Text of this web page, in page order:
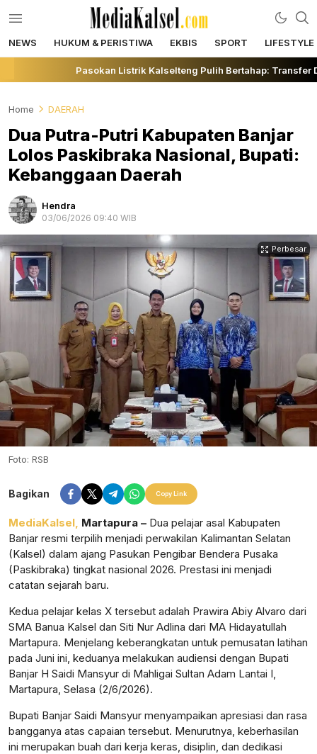
mediakalsel.com
Berita Update Banua
NEWS HUKUM & PERISTIWA EKBIS SPORT LIFESTYLE
Pasokan Listrik Kalselteng Pulih Bertahap: Transfer
Home DAERAH
Dua Putra-Putri Kabupaten Banjar
Lolos Paskibraka Nasional, Bupati:
Kebanggaan Daerah
Hendra
03/06/2026 09:40 WIB
Perbesar
Foto: RSB
Bagikan Copy Link
MediaKalsel, Martapura – Dua pelajar asal Kabupaten
Banjar resmi terpilih menjadi perwakilan Kalimantan Selatan
(Kalsel) dalam ajang Pasukan Pengibar Bendera Pusaka
(Paskibraka) tingkat nasional 2026. Prestasi ini menjadi
catatan sejarah baru.
Kedua pelajar kelas X tersebut adalah Prawira Abiy Alvaro dari
SMA Banua Kalsel dan Siti Nur Adlina dari MA Hidayatullah
Martapura. Menjelang keberangkatan untuk pemusatan latihan
pada Juni ini, keduanya melakukan audiensi dengan Bupati
Banjar H Saidi Mansyur di Mahligai Sultan Adam Lantai I,
Martapura, Selasa (2/6/2026).
Bupati Banjar Saidi Mansyur menyampaikan apresiasi dan rasa
bangganya atas capaian tersebut. Menurutnya, keberhasilan
ini merupakan buah dari kerja keras, disiplin, dan dedikasi